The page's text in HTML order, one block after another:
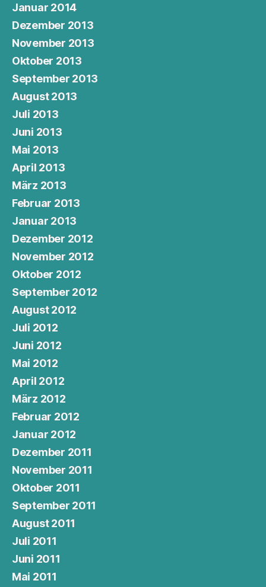
Januar 2014
Dezember 2013
November 2013
Oktober 2013
September 2013
August 2013
Juli 2013
Juni 2013
Mai 2013
April 2013
März 2013
Februar 2013
Januar 2013
Dezember 2012
November 2012
Oktober 2012
September 2012
August 2012
Juli 2012
Juni 2012
Mai 2012
April 2012
März 2012
Februar 2012
Januar 2012
Dezember 2011
November 2011
Oktober 2011
September 2011
August 2011
Juli 2011
Juni 2011
Mai 2011